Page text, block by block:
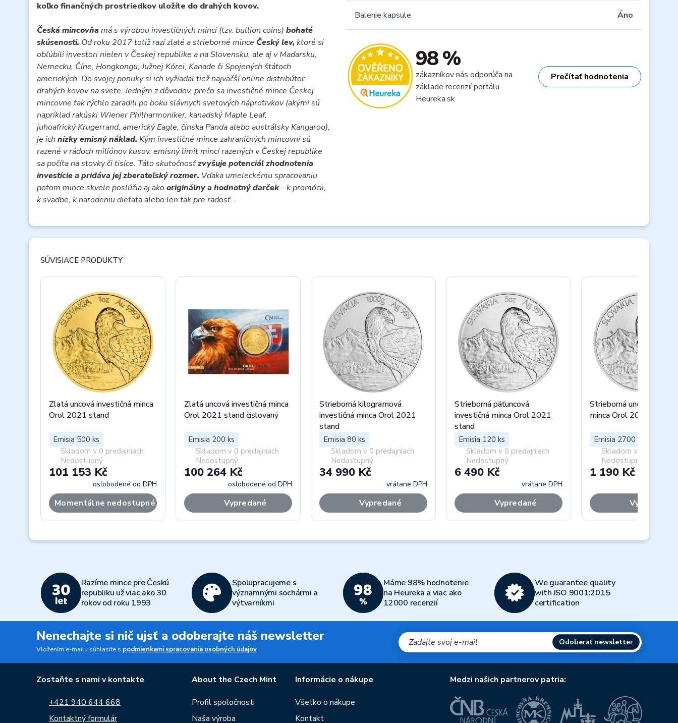
koľko finančných prostriedkov uložíte do drahých kovov.
Česká mincovňa má s výrobou investičných mincí (tzv. bullion coins) bohaté
skúsenosti. Od roku 2017 totiž razí zlaté a strieborné mince Český lev, ktoré si
obľúbili investori nielen v Českej republike a na Slovensku, ale aj v Maďarsku,
Nemecku, Číne, Hongkongu, Južnej Kórei, Kanade či Spojených štátoch
amerických. Do svojej ponuky si ich vyžiadal tiež najväčší online distribútor
drahých kovov na svete. Jedným z dôvodov, prečo sa investičné mince Českej
mincovne tak rýchlo zaradili po boku slávnych svetových náprotivkov (akými sú
napríklad rakúski Wiener Philharmoniker, kanadský Maple Leaf,
juhoafrický Krugerrand, americký Eagle, čínska Panda alebo austrálsky Kangaroo),
je ich nízky emisný náklad. Kým investičné mince zahraničných mincovní sú
razené v rádoch miliónov kusov, emisný limit mincí razených v Českej republike
sa počíta na stovky či tisíce. Táto skutočnosťzvyšuje potenciál zhodnotenia
investície a pridáva jej zberateľský rozmer. Vďaka umeleckému spracovaniu
potom mince skvele poslúžia aj akooriginálny a hodnotný darček- k promócii,
k svadbe, k narodeniu dieťaťa alebo len tak pre radosť...
Balenie kapsule Áno
98 %
zákazníkov nás odporúča na
základe recenzií portálu
Heureka.sk
Prečítať hodnotenia
SÚVISIACE PRODUKTY
Zlatá uncová investičná minca
Orol 2021 stand
Emisia 500 ks
Skladom v 0 predajniach
Nedostupný
101 153 Kč
oslobodené od DPH
Momentálne nedostupné
Zlatá uncová investičná minca
Orol 2021 stand číslovaný
Emisia 200 ks
Skladom v 0 predajniach
Nedostupný
100 264 Kč
oslobodené od DPH
Vypredané
Strieborná kilogramová
investičná minca Orol 2021
stand
Emisia 80 ks
Skladom v 0 predajniach
Nedostupný
34 990 Kč
vrátane DPH
Vypredané
Strieborná päťuncová
investičná minca Orol 2021
stand
Emisia 120 ks
Skladom v 0 predajniach
Nedostupný
6 490 Kč
vrátane DPH
Vypredané
Strieborná uncová
minca Orol 2021 stand
Emisia 2700 ks
Skladom v 0
Nedostupný
1 190 Kč
Vypredané
Razíme mince pre Českú
republiku už viac ako 30
rokov od roku 1993
Spolupracujeme s
významnými sochármi a
výtvarníkmi
Máme 98% hodnotenie
na Heureka a viac ako
12000 recenzií
We guarantee quality
with ISO 9001:2015
certification
Nenechajte si nič ujsť a odoberajte náš newsletter
Vložením e-mailu súhlasíte s podmienkami spracovania osobných údajov
Odoberať newsletter
Zostaňte s nami v kontakte
+421 940 644 668
Kontaktný formulár
About the Czech Mint
Profil spoločnosti
Naša výroba
Informácie o nákupe
Všetko o nákupe
Kontakt
Medzi našich partnerov patria: